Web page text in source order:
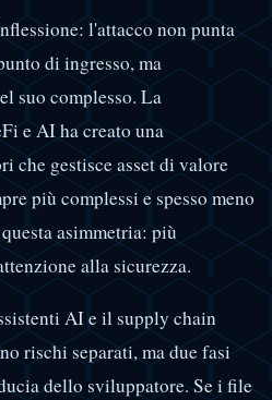
l'attacco non punta
di ingresso, ma
suo complesso. La
e AI ha creato una
che gestisce asset di valore
più complessi e spesso meno
asimmetria: più
alla sicurezza.
AI e il supply chain
rischi separati, ma due fasi
dello sviluppatore. Se i file